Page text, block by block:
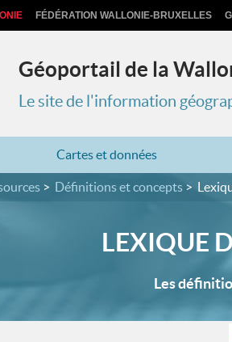
FÉDÉRATION WALLONIE-BRUXELLES
Géoportail de la
Le site de l'information
Cartes et données
Définitions et concepts
LEXIQUE
Les